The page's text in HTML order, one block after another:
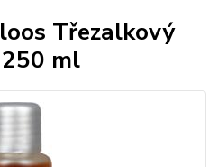
Třezalkový
ml